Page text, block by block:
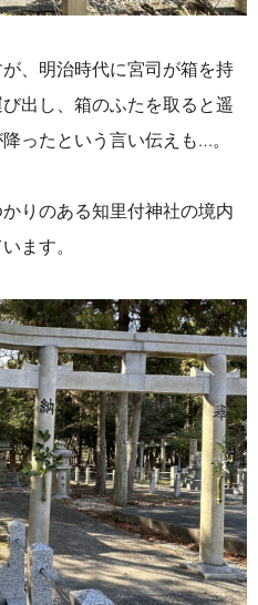
、明治時代に宮司が箱を持
出し、箱のふたを取ると遥
ったという言い伝えも…。
りのある知里付神社の境内
ます。